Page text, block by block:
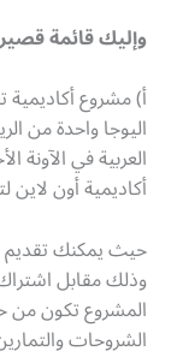
وإليك قائمة
أ) مشروع أكاديمية
اليوجا واحدة من
العربية في الآونة
أكاديمية أون لاين
حيث يمكنك تقديم
وذلك مقابل
المشروع تكون من
الشروحات